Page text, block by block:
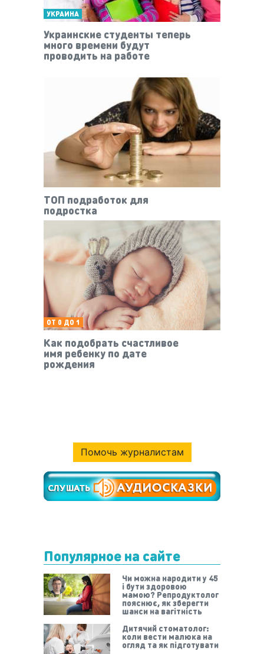
УКРАИНА
Украинские студенты теперь
много времени будут
проводить на работе
ТОП подработок для
подростка
ОТ 0 ДО 1
Как подобрать счастливое
имя ребенку по дате
рождения
Помочь журналистам
Популярное на сайте
Чи можна народити у 45
і бути здоровою
мамою? Репродуктолог
пояснює, як зберегти
шанси на вагітність
Дитячий стоматолог:
коли вести малюка на
огляд та як підготувати